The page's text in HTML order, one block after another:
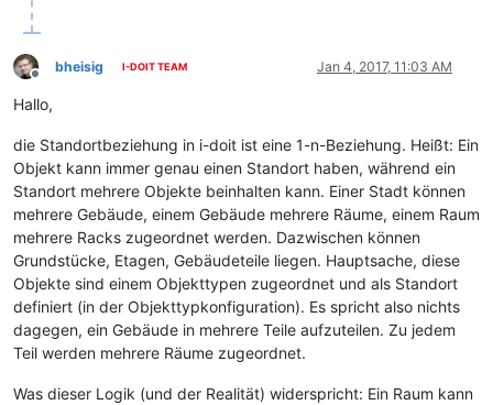
Offline
bheisig I-DOIT TEAM Jan 4, 2017, 11:03 AM
Hallo,
die Standortbeziehung in i-doit ist eine 1-n-Beziehung. Heißt: Ein
Objekt kann immer genau einen Standort haben, während ein
Standort mehrere Objekte beinhalten kann. Einer Stadt können
mehrere Gebäude, einem Gebäude mehrere Räume, einem Raum
mehrere Racks zugeordnet werden. Dazwischen können
Grundstücke, Etagen, Gebäudeteile liegen. Hauptsache, diese
Objekte sind einem Objekttypen zugeordnet und als Standort
definiert (in der Objekttypkonfiguration). Es spricht also nichts
dagegen, ein Gebäude in mehrere Teile aufzuteilen. Zu jedem
Teil werden mehrere Räume zugeordnet.
Was dieser Logik (und der Realität) widerspricht: Ein Raum kann